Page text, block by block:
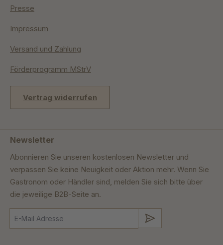
Presse
Impressum
Versand und Zahlung
Förderprogramm MStrV
Vertrag widerrufen
Newsletter
Abonnieren Sie unseren kostenlosen Newsletter und
verpassen Sie keine Neuigkeit oder Aktion mehr. Wenn Sie
Gastronom oder Händler sind, melden Sie sich bitte über
die jeweilige B2B-Seite an.